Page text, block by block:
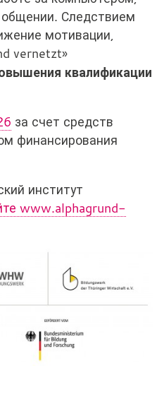
Следствием
мотивации,
vernetzt»
квалификации
за счет средств
финансирования
институт
www.alphagrund-